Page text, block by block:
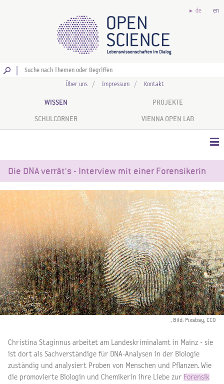
de en
Über uns Impressum Kontakt
WISSEN PROJEKTE
SCHULCORNER VIENNA OPEN LAB
Die DNA verrät's - Interview mit einer Forensikerin
, Bild: Pixabay, CC0
Christina Staginnus arbeitet am Landeskriminalamt in Mainz - sie
ist dort als Sachverständige für DNA-Analysen in der Biologie
zuständig und analysiert Proben von Menschen und Pflanzen. Wie
die promovierte Biologin und Chemikerin ihre Liebe zur Forensik